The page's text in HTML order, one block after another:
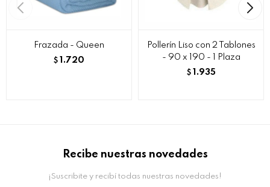
Frazada - Queen
$ 1.720
Pollerín Liso con 2 Tablones
- 90 x 190 - 1 Plaza
$ 1.935
Recibe nuestras novedades
¡Suscribite y recibí todas nuestras novedades!